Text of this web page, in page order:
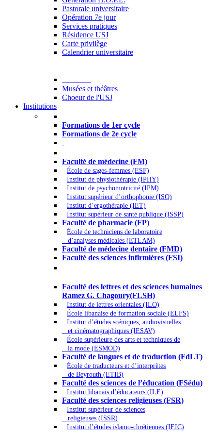
Pastorale universitaire
Opération 7e jour
Services pratiques
Résidence USJ
Carte privilège
Calendrier universitaire
Musées et théâtres
Choeur de l'USJ
Institutions
Formations de 1er cycle
Formations de 2e cycle
Faculté de médecine (FM)
École de sages-femmes (ESF)
Institut de physiothérapie (IPHY)
Institut de psychomotricité (IPM)
Institut supérieur d’orthophonie (ISO)
Institut d’ergothérapie (IET)
Institut supérieur de santé publique (ISSP)
Faculté de pharmacie (FP)
École de techniciens de laboratoire
d’analyses médicales (ETLAM)
Faculté de médecine dentaire (FMD)
Faculté des sciences infirmières (FSI)
Faculté des lettres et des sciences humaines
Ramez G. Chagoury(FLSH)
Institut de lettres orientales (ILO)
École libanaise de formation sociale (ELFS)
Institut d’études scéniques, audiovisuelles
et cinématographiques (IESAV)
École supérieure des arts et techniques de
la mode (ESMOD)
Faculté de langues et de traduction (FdLT)
École de traducteurs et d’interprètes
de Beyrouth (ETIB)
Faculté des sciences de l’éducation (FSédu)
Institut libanais d’éducateurs (ILE)
Faculté des sciences religieuses (FSR)
Institut supérieur de sciences
religieuses (ISSR)
Institut d’études islamo-chrétiennes (IEIC)